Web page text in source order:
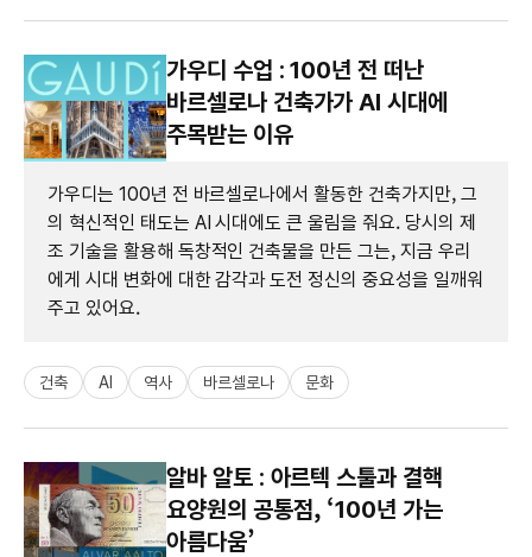
가우디 수업 : 100년 전 떠난
바르셀로나 건축가가 AI 시대에
주목받는 이유
가우디는 100년 전 바르셀로나에서 활동한 건축가지만, 그
의 혁신적인 태도는 AI 시대에도 큰 울림을 줘요. 당시의 제
조 기술을 활용해 독창적인 건축물을 만든 그는, 지금 우리
에게 시대 변화에 대한 감각과 도전 정신의 중요성을 일깨워
주고 있어요.
건축 AI 역사 바르셀로나 문화
알바 알토 : 아르텍 스툴과 결핵
요양원의 공통점, ‘100년 가는
아름다움’